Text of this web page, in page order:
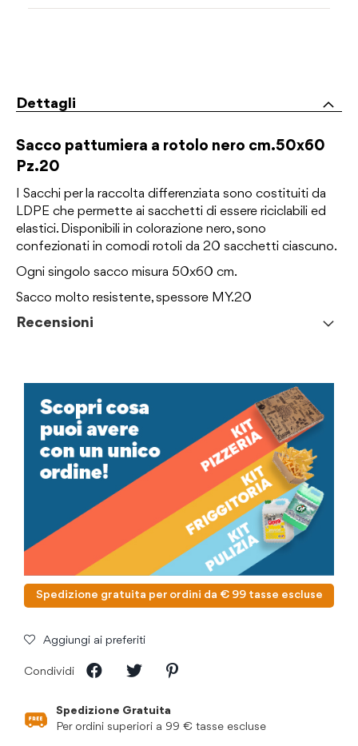
Dettagli
Sacco pattumiera a rotolo nero cm.50x60
Pz.20
I Sacchi per la raccolta differenziata sono costituiti da
LDPE che permette ai sacchetti di essere riciclabili ed
elastici. Disponibili in colorazione nero, sono
confezionati in comodi rotoli da 20 sacchetti ciascuno.
Ogni singolo sacco misura 50x60 cm.
Sacco molto resistente, spessore MY.20
Recensioni
Spedizione gratuita per ordini da € 99 tasse escluse
Aggiungi ai preferiti
Condividi
Spedizione Gratuita
Per ordini superiori a 99 € tasse escluse